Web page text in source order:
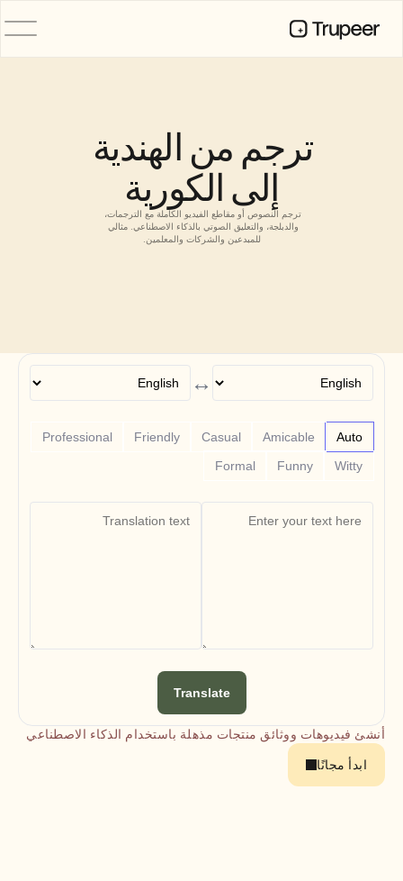
إلى الكورية
للمبدعين والشركات والمعلمين.
أنشئ فيديوهات ووثائق منتجات مذهلة باستخدام الذكاء الاصطناعي
ابدأ مجانًا
↔
Auto
Amicable
Casual
Friendly
Professional
Witty
Funny
Formal
Translate
التسعير
صور رمزية للذكاء الاصطناعي
حِزم العلامة التجارية
الصفحات المشتركة
تسجيل الشاشة بالذكاء الاصطناعي
طلبات الميزات
Industry
Free Tools
Announcement
Partner Program
ما قبل البيع